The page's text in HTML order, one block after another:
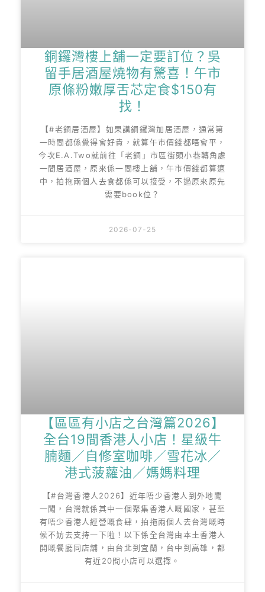
銅鑼灣樓上舖一定要訂位？吳
留手居酒屋燒物有驚喜！午市
原條粉嫩厚舌芯定食$150有
找！
【#老銅居酒屋】如果講銅鑼灣加居酒屋，通常第
一時間都係覺得會好貴，就算午市價錢都唔會平，
今次E.A.Two就前往「老銅」市區街頭小巷轉角處
一間居酒屋，原來係一間樓上舖，午市價錢都算適
中，拍拖兩個人去食都係可以接受，不過原來原先
需要book位？
2026-07-25
【區區有小店之台灣篇2026】
全台19間香港人小店！星級牛
腩麵／自修室咖啡／雪花冰／
港式菠蘿油／媽媽料理
【#台灣香港人2026】近年唔少香港人到外地闖
一闖，台灣就係其中一個聚集香港人嘅國家，甚至
有唔少香港人經營嘅食肆，拍拖兩個人去台灣嘅時
候不妨去支持一下啦！以下係全台灣由本土香港人
開嘅餐廳同店舖，由台北到宜蘭，台中到高雄，都
有近20間小店可以選擇。